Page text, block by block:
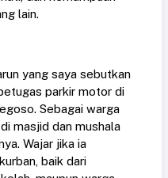
lain.
yang saya sebutkan
parkir motor di
Sebagai warga
masjid dan mushala
Wajar jika ia
baik dari